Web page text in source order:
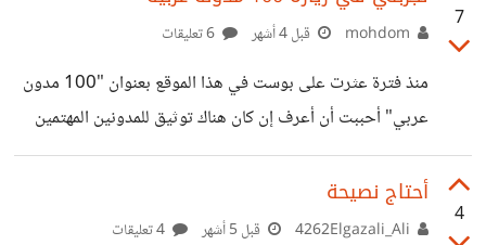
ممكن يخلي 1+1=3 تُسمي في الكتب "المرونه" يعني لازم
حدث مشكلة ، لما تتعامل مع البشر هتعرف انه كلام الكُتب مهم
جدآ
7
قبل 4 أشهر
منذ فترة عثرت على بوست في هذا الموقع بعنوان "100 مدون
عربي" أحببت أن أعرف إن كان هناك توثيق للمدونين المهتمين
بالدومين الخاص والاستقلال في النشر، في الجانب الغربي هناك
فهارس مواقع من كل لحاظ، التصميم، المحتوى، التميز الخ ولم
أجد خلال بحثي غير قائمة واحدة في مشاركة في هذا الموقع
4
أحتاج نصيحة
قبل 5 أشهر